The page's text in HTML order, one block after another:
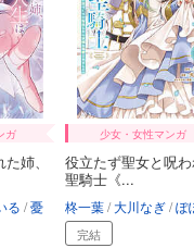
ガ
姉、
る 憂
少女・女性マンガ
役立たず聖女と呪
聖騎士《...
柊一葉 大川なぎ ぽぽる
完結